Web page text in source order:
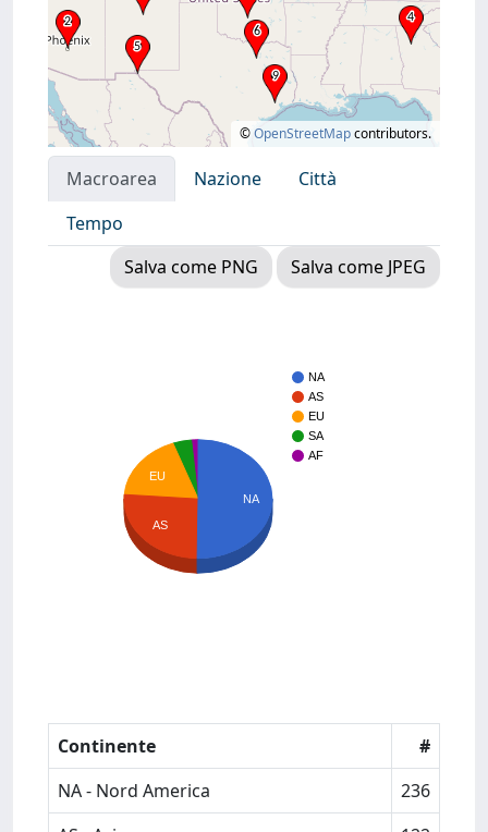
©OpenStreetMapcontributors.
Macroarea Nazione
Città
Tempo
Salva come PNG
Salva come JPEG
NA
AS
EU
SA
AF
EU
AS
NA
Continente
#
NA - Nord America
236